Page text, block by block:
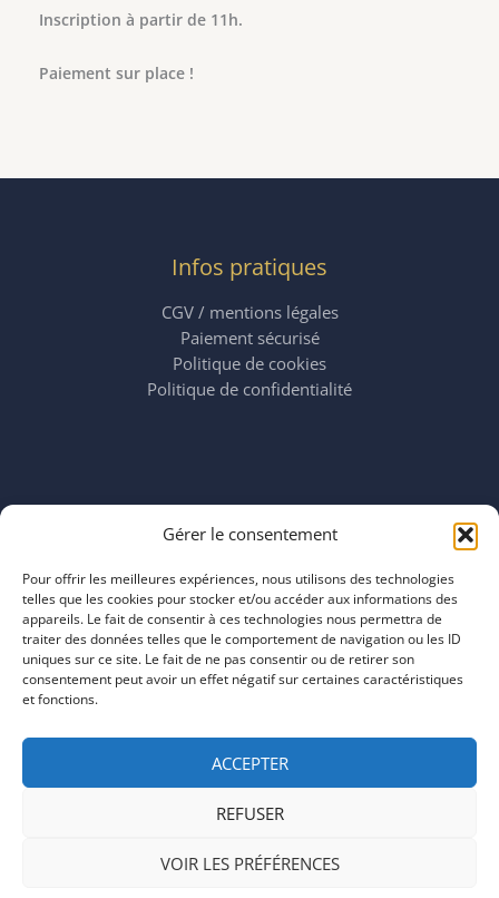
Gérer le consentement
Pour offrir les meilleures expériences, nous utilisons des technologies
telles que les cookies pour stocker et/ou accéder aux informations des
appareils. Le fait de consentir à ces technologies nous permettra de
traiter des données telles que le comportement de navigation ou les ID
uniques sur ce site. Le fait de ne pas consentir ou de retirer son
consentement peut avoir un effet négatif sur certaines caractéristiques
et fonctions.
ACCEPTER
REFUSER
VOIR LES PRÉFÉRENCES
Inscription à partir de 11h.
Paiement sur place !
Infos pratiques
CGV / mentions légales
Paiement sécurisé
Politique de cookies
Politique de confidentialité
mardi 11:00–23:00
jeudi 11:00–23:00
vendredi 11:00–23:00
samedi 11:00–20:00
dimanche 11:00–20:00